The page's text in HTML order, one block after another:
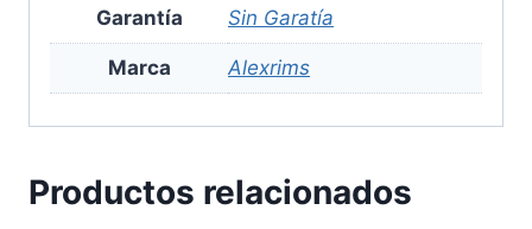
Garantía Sin Garatía
Marca Alexrims
Productos relacionados